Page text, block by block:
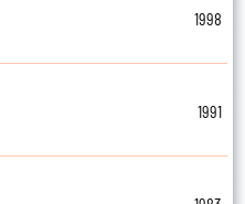
1998
1991